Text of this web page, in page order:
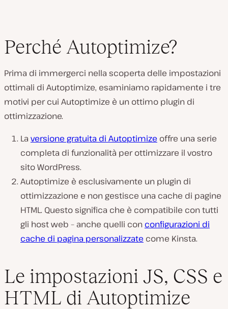
Perché Autoptimize?
Prima di immergerci nella scoperta delle impostazioni
ottimali di Autoptimize, esaminiamo rapidamente i tre
motivi per cui Autoptimize è un ottimo plugin di
ottimizzazione.
La versione gratuita di Autoptimize offre una serie
completa di funzionalità per ottimizzare il vostro
sito WordPress.
Autoptimize è esclusivamente un plugin di
ottimizzazione e non gestisce una cache di pagine
HTML. Questo significa che è compatibile con tutti
gli host web – anche quelli con configurazioni di
cache di pagina personalizzate come Kinsta.
Le impostazioni JS, CSS e
HTML di Autoptimize